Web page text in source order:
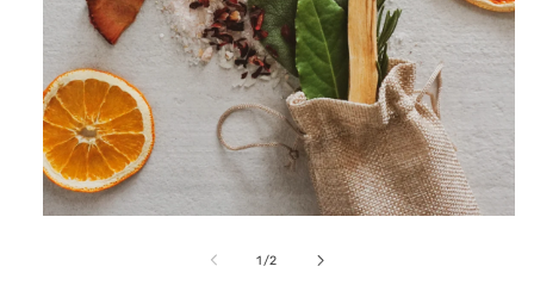
1/de
2